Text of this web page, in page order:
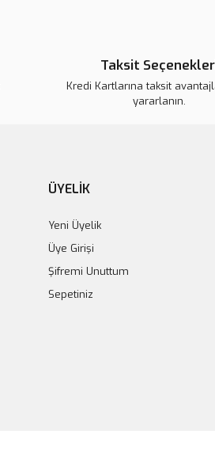
Taksit
Kredi Kartlarına taksit
yararlanın.
ÜYELİK
Yeni Üyelik
Üye Girişi
Şifremi Unuttum
Sepetiniz